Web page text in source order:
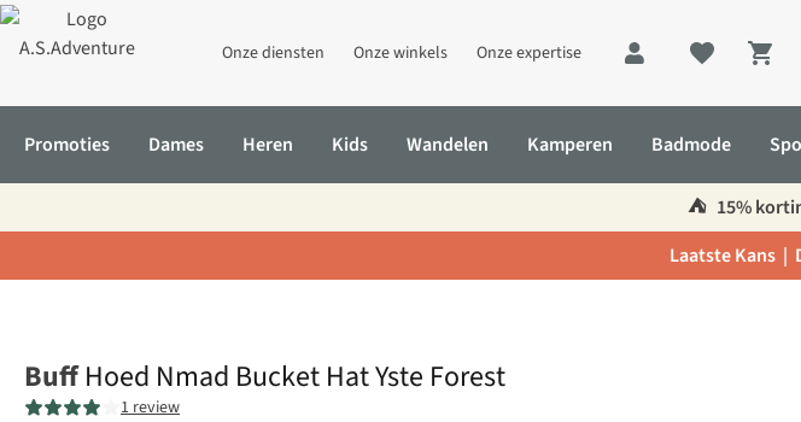
Onze diensten Onze winkels Onze expertise
Promoties Dames Heren Kids Wandelen Kamperen Badmode
⛺️ 15%
Laatste Kans |
Buff Hoed Nmad Bucket Hat Yste Forest
1 review